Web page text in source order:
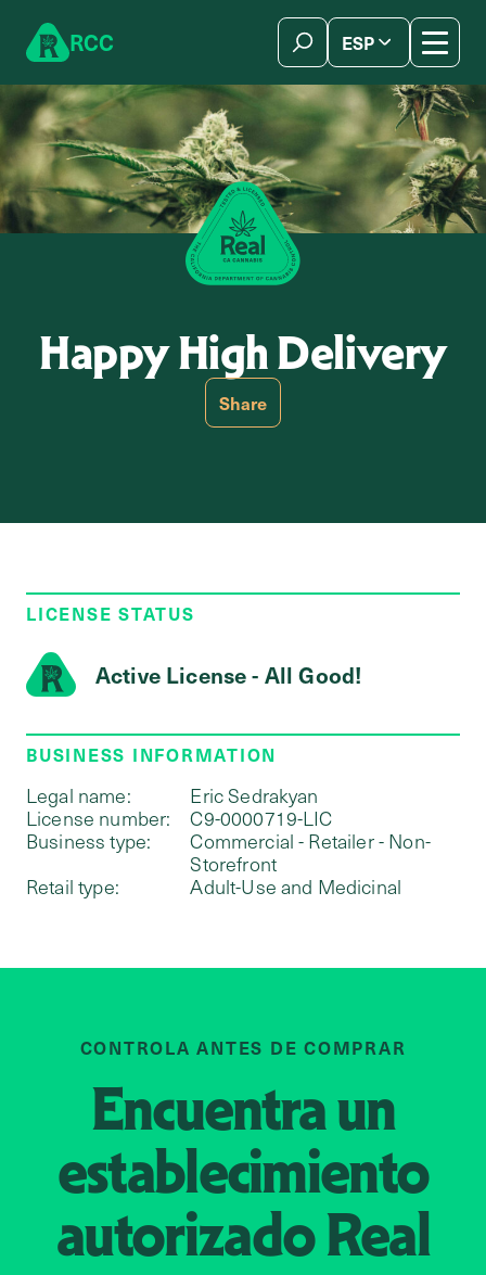
RCC ESP
Happy High Delivery
Share
LICENSE STATUS
Active License - All Good!
BUSINESS INFORMATION
Legal name:
Eric Sedrakyan
License number:
C9-0000719-LIC
Business type:
Commercial - Retailer - Non-
Storefront
Retail type:
Adult-Use and Medicinal
CONTROLA ANTES DE COMPRAR
Encuentra un
establecimiento
autorizadoReal